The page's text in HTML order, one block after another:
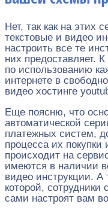
Нет, так как на этих
текстовые и видео
настроить все те
них предоставляет.
по использованию
интернете в
видео хостинге
Еще поясню, что
автоматической
платежных систем,
процесса их покупки
происходит на
имеются в наличии
видео инструкции. А
которой,
сами настроят вам